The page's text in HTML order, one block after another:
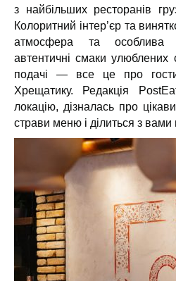
з найбільших ресторанів
Колоритний інтер’єр та
атмосфера та особлива
автентичні смаки улюблених
подачі — все це про
Хрещатику. Редакція
локацію, дізналась про
страви меню і ділиться з